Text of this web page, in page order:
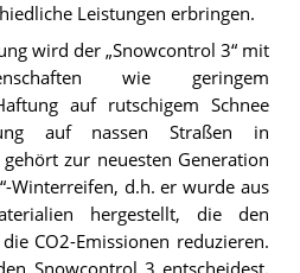
Leistungen erbringen.
wird der „Snowcontrol 3“ mit
wie geringem
auf rutschigem Schnee
auf nassen Straßen in
zur neuesten Generation
Winterreifen, d.h. er wurde aus
hergestellt, die den
CO2-Emissionen reduzieren.